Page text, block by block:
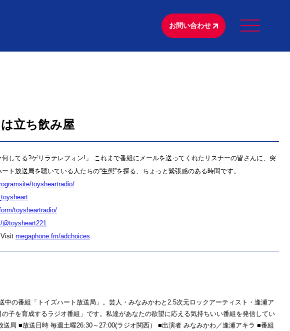
お問い合わせ
立ち飲み屋
してる?ゲリラテレフォン!」 これまで番組にメールを送ってくれたリスナーの皆さんに、突
ト放送局を聴いている人たちの“生態”を探る、ちょっと緊張感のある時間です。
toysheartradio/⁠⁠⁠⁠⁠⁠⁠⁠⁠⁠⁠⁠⁠⁠⁠⁠⁠⁠⁠⁠⁠⁠⁠⁠⁠⁠
toysheartradio/⁠⁠⁠⁠⁠⁠⁠⁠⁠⁠⁠⁠⁠⁠⁠⁠⁠⁠⁠⁠⁠⁠⁠⁠⁠⁠
@toysheart221⁠⁠⁠⁠⁠⁠⁠⁠⁠⁠
megaphone.fm/adchoices
中の番組「トイズハート放送局」。芸人・みなみかわと2.5次元ロックアーティスト・逢瀬ア
子を育成するラジオ番組」です。私達があなたの欲望に応える気持ちいい番組を発信してい
送局 ■放送日時 毎週土曜26:30～27:00(ラジオ関西） ■出演者 みなみかわ／逢瀬アキラ ■番組